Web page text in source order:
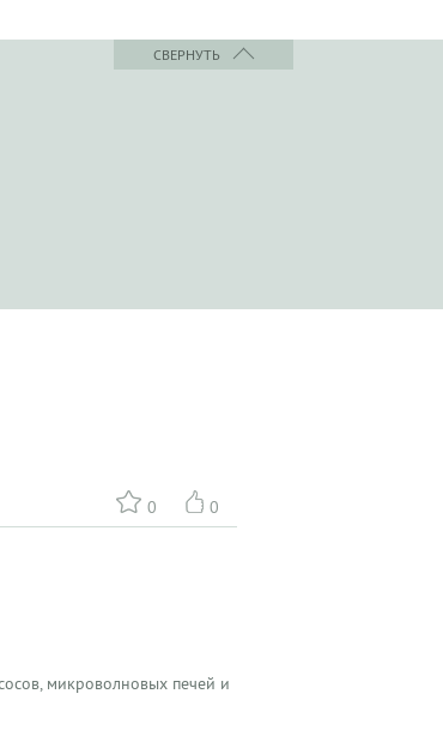
СВЕРНУТЬ
0 0
микроволновых печей и